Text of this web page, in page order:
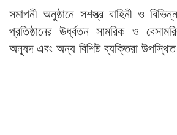
সমাপনী অনুষ্ঠানে সশস্ত্র বাহিনী ও
প্রতিষ্ঠানের ঊর্ধ্বতন সামরিক ও
অনুষদ এবং অন্য বিশিষ্ট ব্যক্তিরা